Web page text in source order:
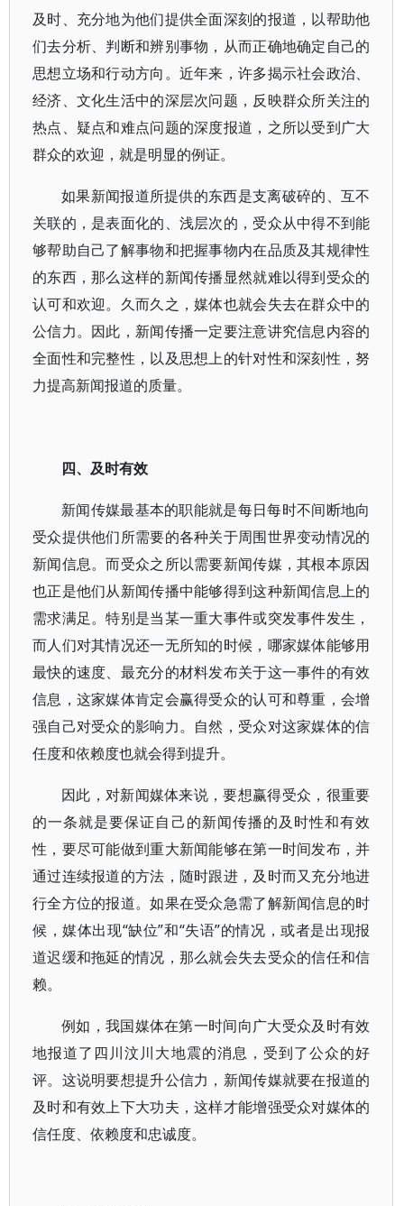
及时、充分地为他们提供全面深刻的报道，以帮助他
们去分析、判断和辨别事物，从而正确地确定自己的
思想立场和行动方向。近年来，许多揭示社会政治、
经济、文化生活中的深层次问题，反映群众所关注的
热点、疑点和难点问题的深度报道，之所以受到广大
群众的欢迎，就是明显的例证。
如果新闻报道所提供的东西是支离破碎的、互不
关联的，是表面化的、浅层次的，受众从中得不到能
够帮助自己了解事物和把握事物内在品质及其规律性
的东西，那么这样的新闻传播显然就难以得到受众的
认可和欢迎。久而久之，媒体也就会失去在群众中的
公信力。因此，新闻传播一定要注意讲究信息内容的
全面性和完整性，以及思想上的针对性和深刻性，努
力提高新闻报道的质量。
四、及时有效
新闻传媒最基本的职能就是每日每时不间断地向
受众提供他们所需要的各种关于周围世界变动情况的
新闻信息。而受众之所以需要新闻传媒，其根本原因
也正是他们从新闻传播中能够得到这种新闻信息上的
需求满足。特别是当某一重大事件或突发事件发生，
而人们对其情况还一无所知的时候，哪家媒体能够用
最快的速度、最充分的材料发布关于这一事件的有效
信息，这家媒体肯定会赢得受众的认可和尊重，会增
强自己对受众的影响力。自然，受众对这家媒体的信
任度和依赖度也就会得到提升。
因此，对新闻媒体来说，要想赢得受众，很重要
的一条就是要保证自己的新闻传播的及时性和有效
性，要尽可能做到重大新闻能够在第一时间发布，并
通过连续报道的方法，随时跟进，及时而又充分地进
行全方位的报道。如果在受众急需了解新闻信息的时
候，媒体出现“缺位”和“失语”的情况，或者是出现报
道迟缓和拖延的情况，那么就会失去受众的信任和信
赖。
例如，我国媒体在第一时间向广大受众及时有效
地报道了四川汶川大地震的消息，受到了公众的好
评。这说明要想提升公信力，新闻传媒就要在报道的
及时和有效上下大功夫，这样才能增强受众对媒体的
信任度、依赖度和忠诚度。